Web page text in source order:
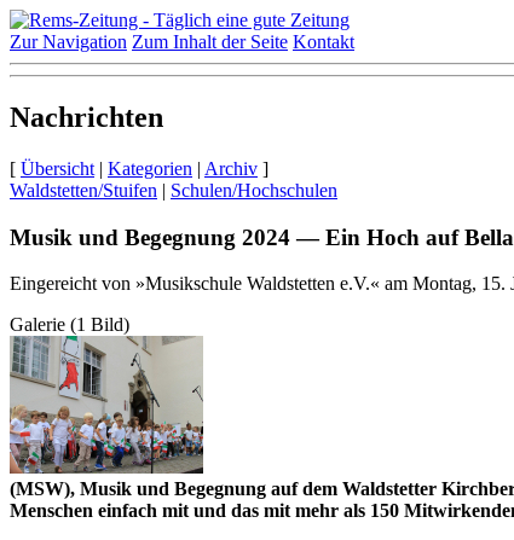
Zur Navigation Zum Inhalt der Seite Kontakt
Nachrichten
[ Übersicht | Kategorien | Archiv ]
Waldstetten/Stuifen | Schulen/Hochschulen
Musik und Begegnung 2024— Ein Hoch auf
Eingereicht von »Musikschule Waldstetten e.V.« am Montag, 15.
Galerie (1 Bild)
(MSW), Musik und Begegnung auf dem Waldstetter
Menschen einfach mit und das mit mehr als 150